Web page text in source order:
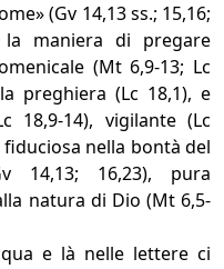
(Gv 14,13 ss.; 15,16;
la maniera di pregare
(Mt 6,9-13; Lc
preghiera (Lc 18,1), e
18,9-14), vigilante (Lc
fiduciosa nella bontà del
14,13; 16,23), pura
natura di Dio (Mt 6,5-
e là nelle lettere ci